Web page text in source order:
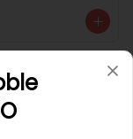
miel
papas al
repollo morado,